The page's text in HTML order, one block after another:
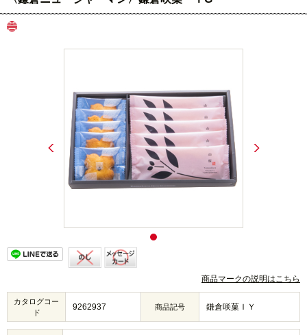
商品マークの説明はこちら
カタログコー
ド
9262937 商品記号 鎌倉咲菓ＩＹ